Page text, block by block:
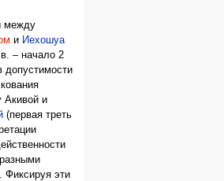
между
и Иехошуа
– начало 2
допустимости
Акивой и
(первая треть
Фиксируя эти